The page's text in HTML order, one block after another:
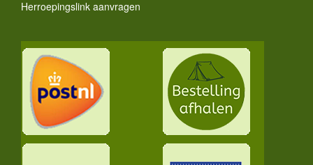
Herroepingslink aanvragen